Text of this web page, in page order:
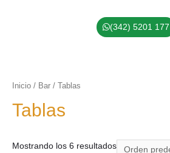
(342) 5201 177
Inicio / Bar / Tablas
Tablas
Mostrando los 6 resultados